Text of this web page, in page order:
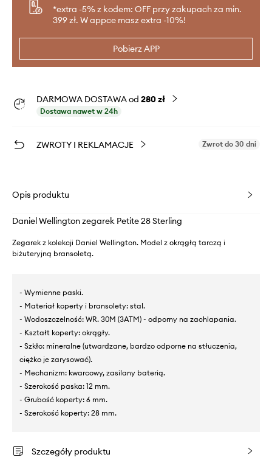
*extra -5% z kodem: OFF przy zakupach za min.
399 zł. W appce masz extra -10%!
Pobierz APP
DARMOWA DOSTAWA od 280 zł
Dostawa nawet w 24h
ZWROTY I REKLAMACJE Zwrot do 30 dni
Opis produktu
Daniel Wellington zegarek Petite 28 Sterling
Zegarek z kolekcji Daniel Wellington. Model z okrągłą tarczą i
biżuteryjną bransoletą.
- Wymienne paski.
- Materiał koperty i bransolety: stal.
- Wodoszczelność: WR. 30M (3ATM) - odporny na zachlapania.
- Kształt koperty: okrągły.
- Szkło: mineralne (utwardzane, bardzo odporne na stłuczenia,
ciężko je zarysować).
- Mechanizm: kwarcowy, zasilany baterią.
- Szerokość paska: 12 mm.
- Grubość koperty: 6 mm.
- Szerokość koperty: 28 mm.
Szczegóły produktu